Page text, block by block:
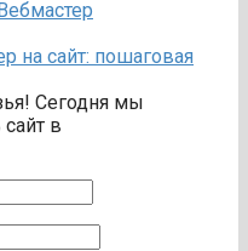
на сайт: пошаговая
Сегодня мы
в